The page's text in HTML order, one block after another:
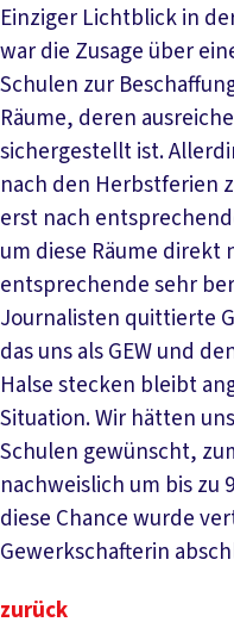
Einziger Lichtblick in
war die Zusage über
Schulen zur
Räume, deren
sichergestellt ist.
nach den Herbstferien
erst nach
um diese Räume direkt
entsprechende sehr
Journalisten quittierte
das uns als GEW und
Halse stecken bleibt
Situation. Wir hätten
Schulen gewünscht,
nachweislich um bis zu
diese Chance wurde
Gewerkschafterin
zurück